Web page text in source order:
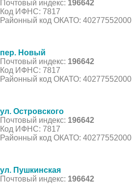
Почтовый индекс: 196642
Код ИФНС: 7817
Районный код ОКАТО: 40277552000
пер. Новый
Почтовый индекс: 196642
Код ИФНС: 7817
Районный код ОКАТО: 40277552000
ул. Островского
Почтовый индекс: 196642
Код ИФНС: 7817
Районный код ОКАТО: 40277552000
ул. Пушкинская
Почтовый индекс: 196642